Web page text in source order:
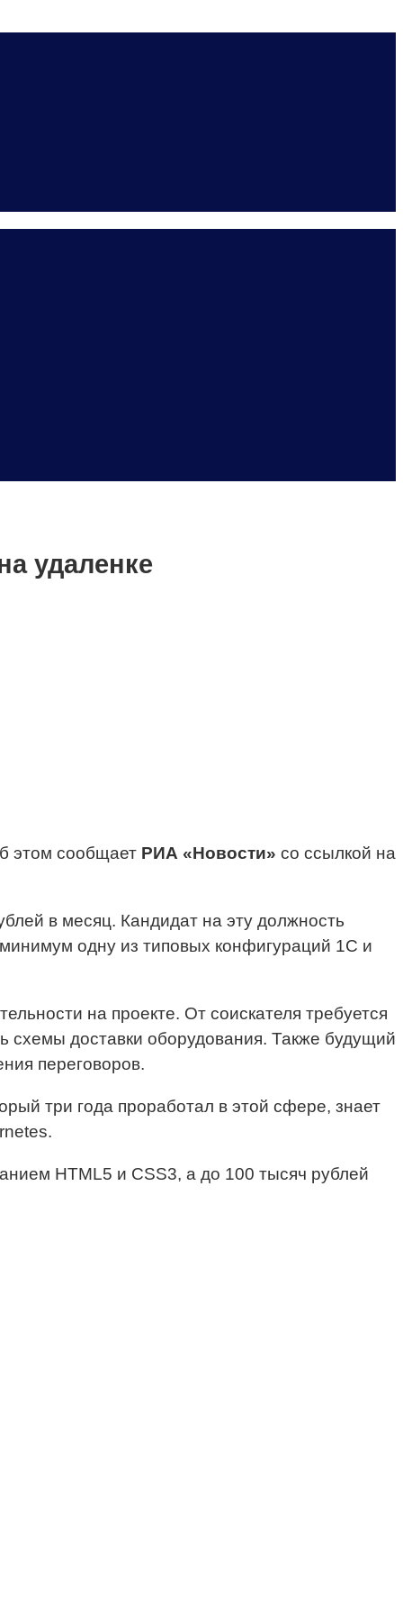
удаленке
этом сообщает РИА «Новости» со ссылкой на
в месяц. Кандидат на эту должность
одну из типовых конфигураций 1C и
на проекте. От соискателя требуется
схемы доставки оборудования. Также будущий
переговоров.
три года проработал в этой сфере, знает
HTML5 и CSS3, а до 100 тысяч рублей